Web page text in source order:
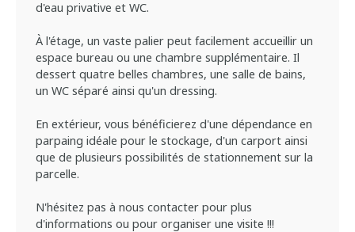
d'eau privative et WC.
À l'étage, un vaste palier peut facilement accueillir un
espace bureau ou une chambre supplémentaire. Il
dessert quatre belles chambres, une salle de bains,
un WC séparé ainsi qu'un dressing.
En extérieur, vous bénéficierez d'une dépendance en
parpaing idéale pour le stockage, d'un carport ainsi
que de plusieurs possibilités de stationnement sur la
parcelle.
N'hésitez pas à nous contacter pour plus
d'informations ou pour organiser une visite !!!